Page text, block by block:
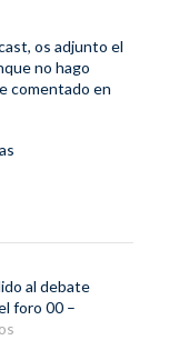
os adjunto el
no hago
comentado en
al debate
foro 00 –